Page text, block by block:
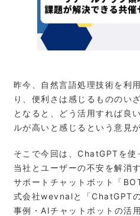
昨今、自然言語処理技術を利
り、便利さは感じるもののい
となると、どう活用すれば良
ルが高いと感じるという意見
そこで今回は、ChatGPTを使
当社とユーザーの不安を解消
サポートチャットボット「
式会社wevnalと「ChatGPT
事例・AIチャットボットの活